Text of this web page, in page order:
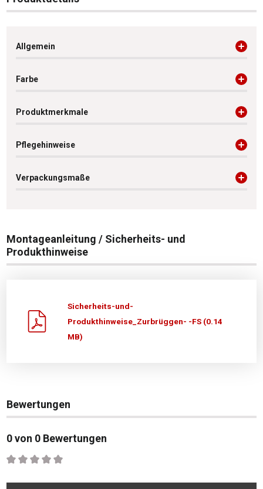
Allgemein
Farbe
Produktmerkmale
Pflegehinweise
Verpackungsmaße
Montageanleitung / Sicherheits- und
Produkthinweise
Sicherheits-und-
Produkthinweise_Zurbrüggen- -FS (0.14
MB)
Bewertungen
0 von 0 Bewertungen
Durchschnittliche Bewertung von 0 von 5 Sternen